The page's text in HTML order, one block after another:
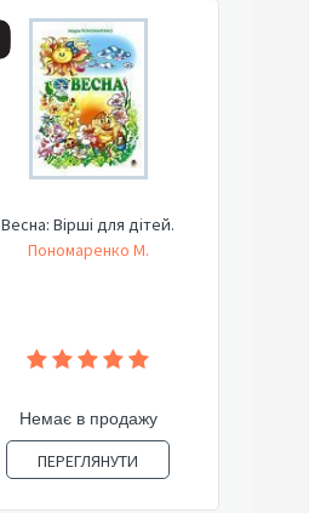
Весна: Вірші для дітей.
Пономаренко М.
Немає в продажу
ПЕРЕГЛЯНУТИ